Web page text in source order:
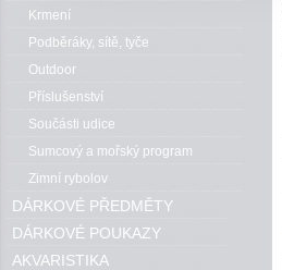
Krmení
Podběráky, sítě, tyče
Outdoor
Příslušenství
Součásti udice
Sumcový a mořský program
Zimní rybolov
DÁRKOVÉ PŘEDMĚTY
DÁRKOVÉ POUKAZY
AKVARISTIKA